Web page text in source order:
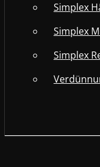
Simplex
Simplex
Simplex